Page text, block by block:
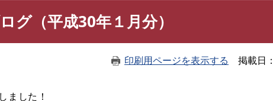
グ（平成30年１月分）
印刷用ページを表示する 掲載日
ました！